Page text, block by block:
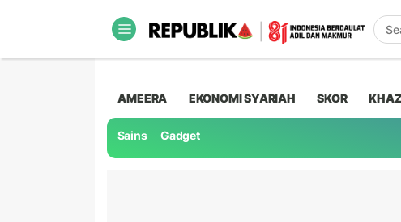
AMEERA EKONOMI SYARIAH SKOR
Sains Gadget